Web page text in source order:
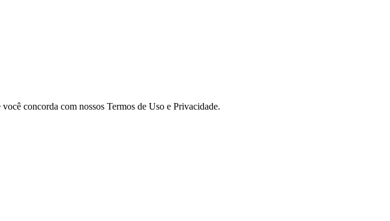
concorda com nossos Termos de Uso e Privacidade.